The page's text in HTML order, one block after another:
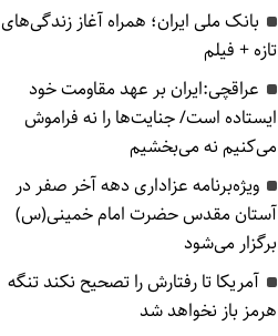
بانک ملی ایران؛ همراه آغاز زندگی‌های
تازه + فیلم
عراقچی:ایران بر عهد مقاومت خود
ایستاده است/ جنایت‌ها را نه فراموش
می‌کنیم نه می‌بخشیم
ویژه‌برنامه عزاداری دهه آخر صفر در
آستان مقدس حضرت امام خمینی(س)
برگزار می‌شود
آمریکا تا رفتارش را تصحیح نکند تنگه
هرمز باز نخواهد شد